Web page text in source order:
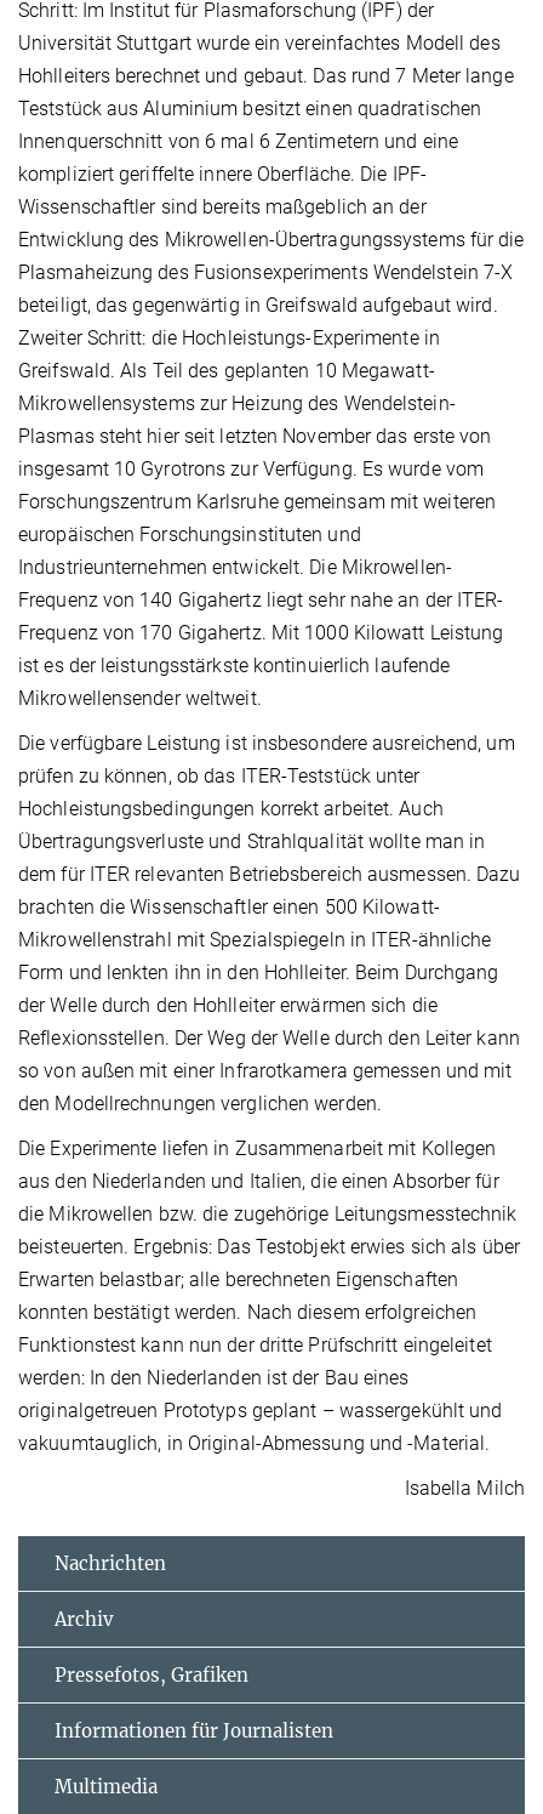
Schritt: Im Institut für Plasmaforschung (IPF) der
Universität Stuttgart wurde ein vereinfachtes Modell des
Hohlleiters berechnet und gebaut. Das rund 7 Meter lange
Teststück aus Aluminium besitzt einen quadratischen
Innenquerschnitt von 6 mal 6 Zentimetern und eine
kompliziert geriffelte innere Oberfläche. Die IPF-
Wissenschaftler sind bereits maßgeblich an der
Entwicklung des Mikrowellen-Übertragungssystems für die
Plasmaheizung des Fusionsexperiments Wendelstein 7-X
beteiligt, das gegenwärtig in Greifswald aufgebaut wird.
Zweiter Schritt: die Hochleistungs-Experimente in
Greifswald. Als Teil des geplanten 10 Megawatt-
Mikrowellensystems zur Heizung des Wendelstein-
Plasmas steht hier seit letzten November das erste von
insgesamt 10 Gyrotrons zur Verfügung. Es wurde vom
Forschungszentrum Karlsruhe gemeinsam mit weiteren
europäischen Forschungsinstituten und
Industrieunternehmen entwickelt. Die Mikrowellen-
Frequenz von 140 Gigahertz liegt sehr nahe an der ITER-
Frequenz von 170 Gigahertz. Mit 1000 Kilowatt Leistung
ist es der leistungsstärkste kontinuierlich laufende
Mikrowellensender weltweit.
Die verfügbare Leistung ist insbesondere ausreichend, um
prüfen zu können, ob das ITER-Teststück unter
Hochleistungsbedingungen korrekt arbeitet. Auch
Übertragungsverluste und Strahlqualität wollte man in
dem für ITER relevanten Betriebsbereich ausmessen. Dazu
brachten die Wissenschaftler einen 500 Kilowatt-
Mikrowellenstrahl mit Spezialspiegeln in ITER-ähnliche
Form und lenkten ihn in den Hohlleiter. Beim Durchgang
der Welle durch den Hohlleiter erwärmen sich die
Reflexionsstellen. Der Weg der Welle durch den Leiter kann
so von außen mit einer Infrarotkamera gemessen und mit
den Modellrechnungen verglichen werden.
Die Experimente liefen in Zusammenarbeit mit Kollegen
aus den Niederlanden und Italien, die einen Absorber für
die Mikrowellen bzw. die zugehörige Leitungsmesstechnik
beisteuerten. Ergebnis: Das Testobjekt erwies sich als über
Erwarten belastbar; alle berechneten Eigenschaften
konnten bestätigt werden. Nach diesem erfolgreichen
Funktionstest kann nun der dritte Prüfschritt eingeleitet
werden: In den Niederlanden ist der Bau eines
originalgetreuen Prototyps geplant – wassergekühlt und
vakuumtauglich, in Original-Abmessung und -Material.
Isabella Milch
Nachrichten
Archiv
Pressefotos, Grafiken
Informationen für Journalisten
Multimedia